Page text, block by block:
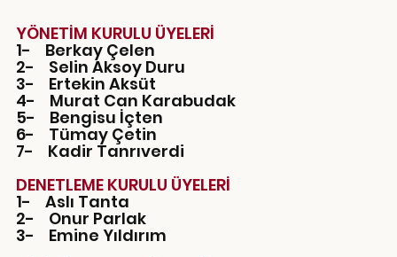
YÖNETİM KURULU ÜYELERİ
1- Berkay Çelen
2- Selin Aksoy Duru
3- Ertekin Aksüt
4- Murat Can Karabudak
5- Bengisu İçten
6- Tümay Çetin
7- Kadir Tanrıverdi
DENETLEME KURULU ÜYELERİ
1- Aslı Tanta
2- Onur Parlak
3- Emine Yıldırım